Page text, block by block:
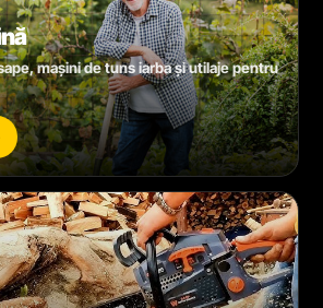
mașini de tuns iarba și utilaje pentru